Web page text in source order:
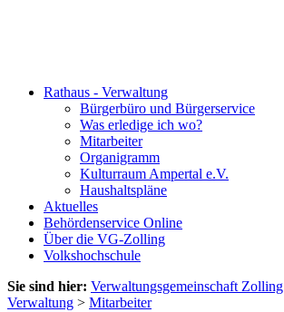
Rathaus - Verwaltung
Bürgerbüro und Bürgerservice
Was erledige ich wo?
Mitarbeiter
Organigramm
Kulturraum Ampertal e.V.
Haushaltspläne
Aktuelles
Behördenservice Online
Über die VG-Zolling
Volkshochschule
Sie sind hier: Verwaltungsgemeinschaft Zolling
Verwaltung > Mitarbeiter